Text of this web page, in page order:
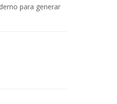
para generar